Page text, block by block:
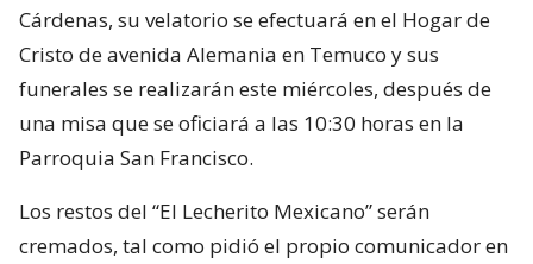
Cárdenas, su velatorio se efectuará en el Hogar de
Cristo de avenida Alemania en Temuco y sus
funerales se realizarán este miércoles, después de
una misa que se oficiará a las 10:30 horas en la
Parroquia San Francisco.
Los restos del “El Lecherito Mexicano” serán
cremados, tal como pidió el propio comunicador en